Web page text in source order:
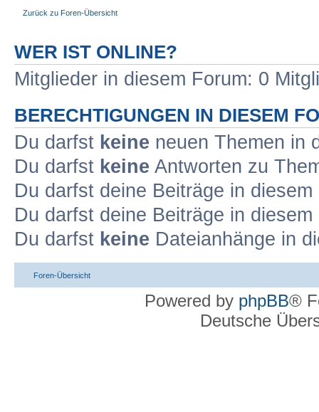
Zurück zu Foren-Übersicht
WER IST ONLINE?
Mitglieder in diesem Forum: 0
BERECHTIGUNGEN IN DIESEM
Du darfst keine neuen Themen in
Du darfst keine Antworten zu
Du darfst deine Beiträge in
Du darfst deine Beiträge in
Du darfst keine Dateianhänge in
Foren-Übersicht
Powered by phpBB®
Deutsche